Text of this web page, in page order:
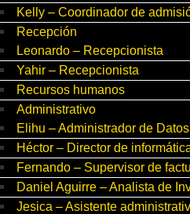
Kelly – Coordinador de
Recepción
Leonardo – Recepcionista
Yahir – Recepcionista
Recursos humanos
Administrativo
Elihu – Administrador de Datos
Héctor – Director de
Fernando – Supervisor de
Daniel Aguirre – Analista de
Jesica – Asistente